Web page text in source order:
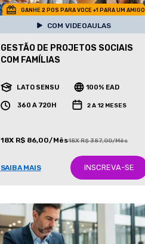
GANHE 2 POS PARA VOCE +1 PARA UM AMIGO
COM VIDEOAULAS
GESTÃO DE PROJETOS SOCIAIS
COM FAMÍLIAS
LATO SENSU 100% EAD
360 A 720H 2 A 12 MESES
18X R$ 86,00/Mês18X R$ 387,00/Mês
SAIBA MAIS INSCREVA-SE